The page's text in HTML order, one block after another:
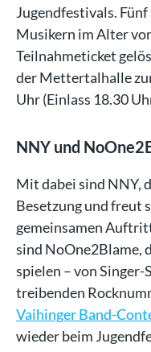
Jugendfestivals.
Musikern im Alter
Teilnahmeticket
der Mettertalhalle
Uhr (Einlass 18.30
NNY und
Mit dabei sind NNY,
Besetzung und freut
gemeinsamen
sind NoOne2Blame,
spielen – von
treibenden
Vaihinger Band-
wieder beim